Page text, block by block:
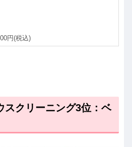
円(税込)
スクリーニング3位：ベ